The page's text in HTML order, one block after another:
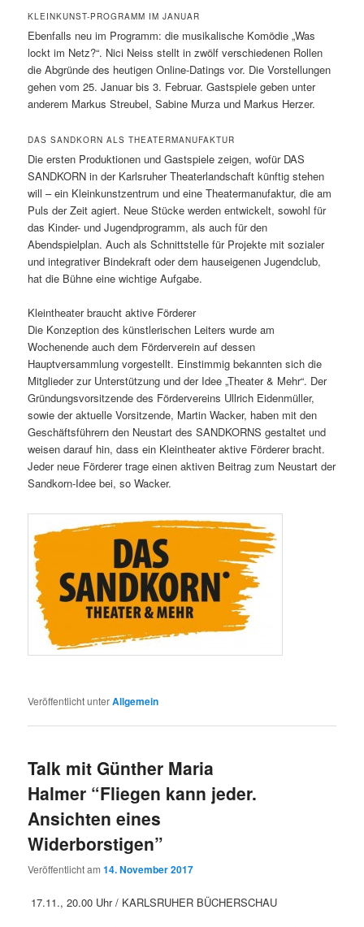
KLEINKUNST-PROGRAMM IM JANUAR
Ebenfalls neu im Programm: die musikalische Komödie „Was
lockt im Netz?“. Nici Neiss stellt in zwölf verschiedenen Rollen
die Abgründe des heutigen Online-Datings vor. Die Vorstellungen
gehen vom 25. Januar bis 3. Februar. Gastspiele geben unter
anderem Markus Streubel, Sabine Murza und Markus Herzer.
DAS SANDKORN ALS THEATERMANUFAKTUR
Die ersten Produktionen und Gastspiele zeigen, wofür DAS
SANDKORN in der Karlsruher Theaterlandschaft künftig stehen
will – ein Kleinkunstzentrum und eine Theatermanufaktur, die am
Puls der Zeit agiert. Neue Stücke werden entwickelt, sowohl für
das Kinder- und Jugendprogramm, als auch für den
Abendspielplan. Auch als Schnittstelle für Projekte mit sozialer
und integrativer Bindekraft oder dem hauseigenen Jugendclub,
hat die Bühne eine wichtige Aufgabe.
Kleintheater braucht aktive Förderer
Die Konzeption des künstlerischen Leiters wurde am
Wochenende auch dem Förderverein auf dessen
Hauptversammlung vorgestellt. Einstimmig bekannten sich die
Mitglieder zur Unterstützung und der Idee „Theater & Mehr“. Der
Gründungsvorsitzende des Fördervereins Ullrich Eidenmüller,
sowie der aktuelle Vorsitzende, Martin Wacker, haben mit den
Geschäftsführern den Neustart des SANDKORNS gestaltet und
weisen darauf hin, dass ein Kleintheater aktive Förderer bracht.
Jeder neue Förderer trage einen aktiven Beitrag zum Neustart der
Sandkorn-Idee bei, so Wacker.
Veröffentlicht unterAllgemein
Talk mit Günther Maria
Halmer “Fliegen kann jeder.
Ansichten eines
Widerborstigen”
Veröffentlicht am14. November 2017
17.11., 20.00 Uhr / KARLSRUHER BÜCHERSCHAU